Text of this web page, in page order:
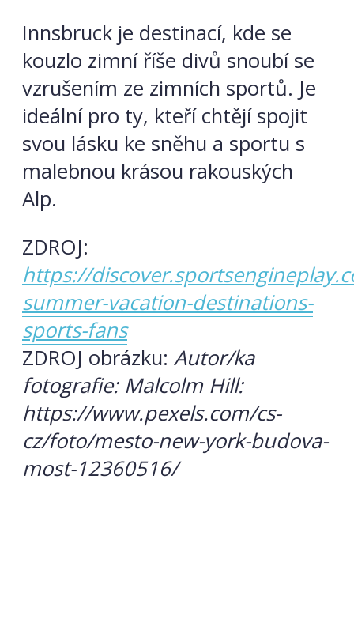
Innsbruck je destinací, kde se
kouzlo zimní říše divů snoubí se
vzrušením ze zimních sportů. Je
ideální pro ty, kteří chtějí spojit
svou lásku ke sněhu a sportu s
malebnou krásou rakouských
Alp.
ZDROJ:
https://
summer-vacation-destinations-
sports-fans
ZDROJ obrázku: Autor/ka
fotografie: Malcolm Hill:
https://www.pexels.com/cs-
cz/foto/mesto-new-york-budova-
most-12360516/